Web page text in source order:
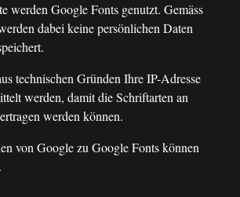
werden Google Fonts genutzt. Gemäss
dabei keine persönlichen Daten
technischen Gründen Ihre IP-Adresse
werden, damit die Schriftarten an
werden können.
von Google zu Google Fonts können
.